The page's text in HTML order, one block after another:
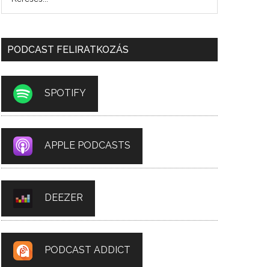
PODCAST FELIRATKOZÁS
SPOTIFY
APPLE PODCASTS
DEEZER
PODCAST ADDICT